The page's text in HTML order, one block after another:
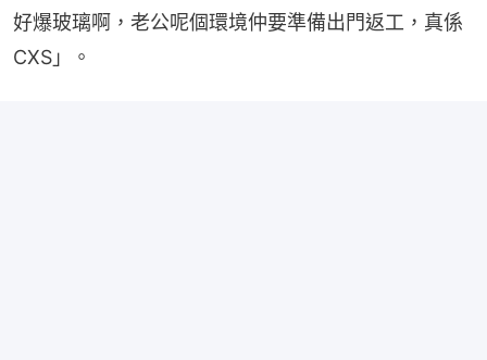
好爆玻璃啊，老公呢個環境仲要準備出門返工，真係
CXS」。